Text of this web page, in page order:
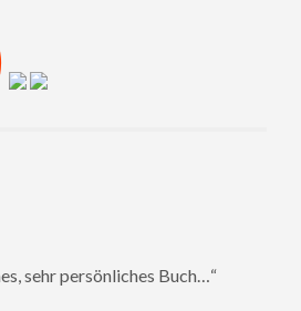
sehr persönliches Buch…“